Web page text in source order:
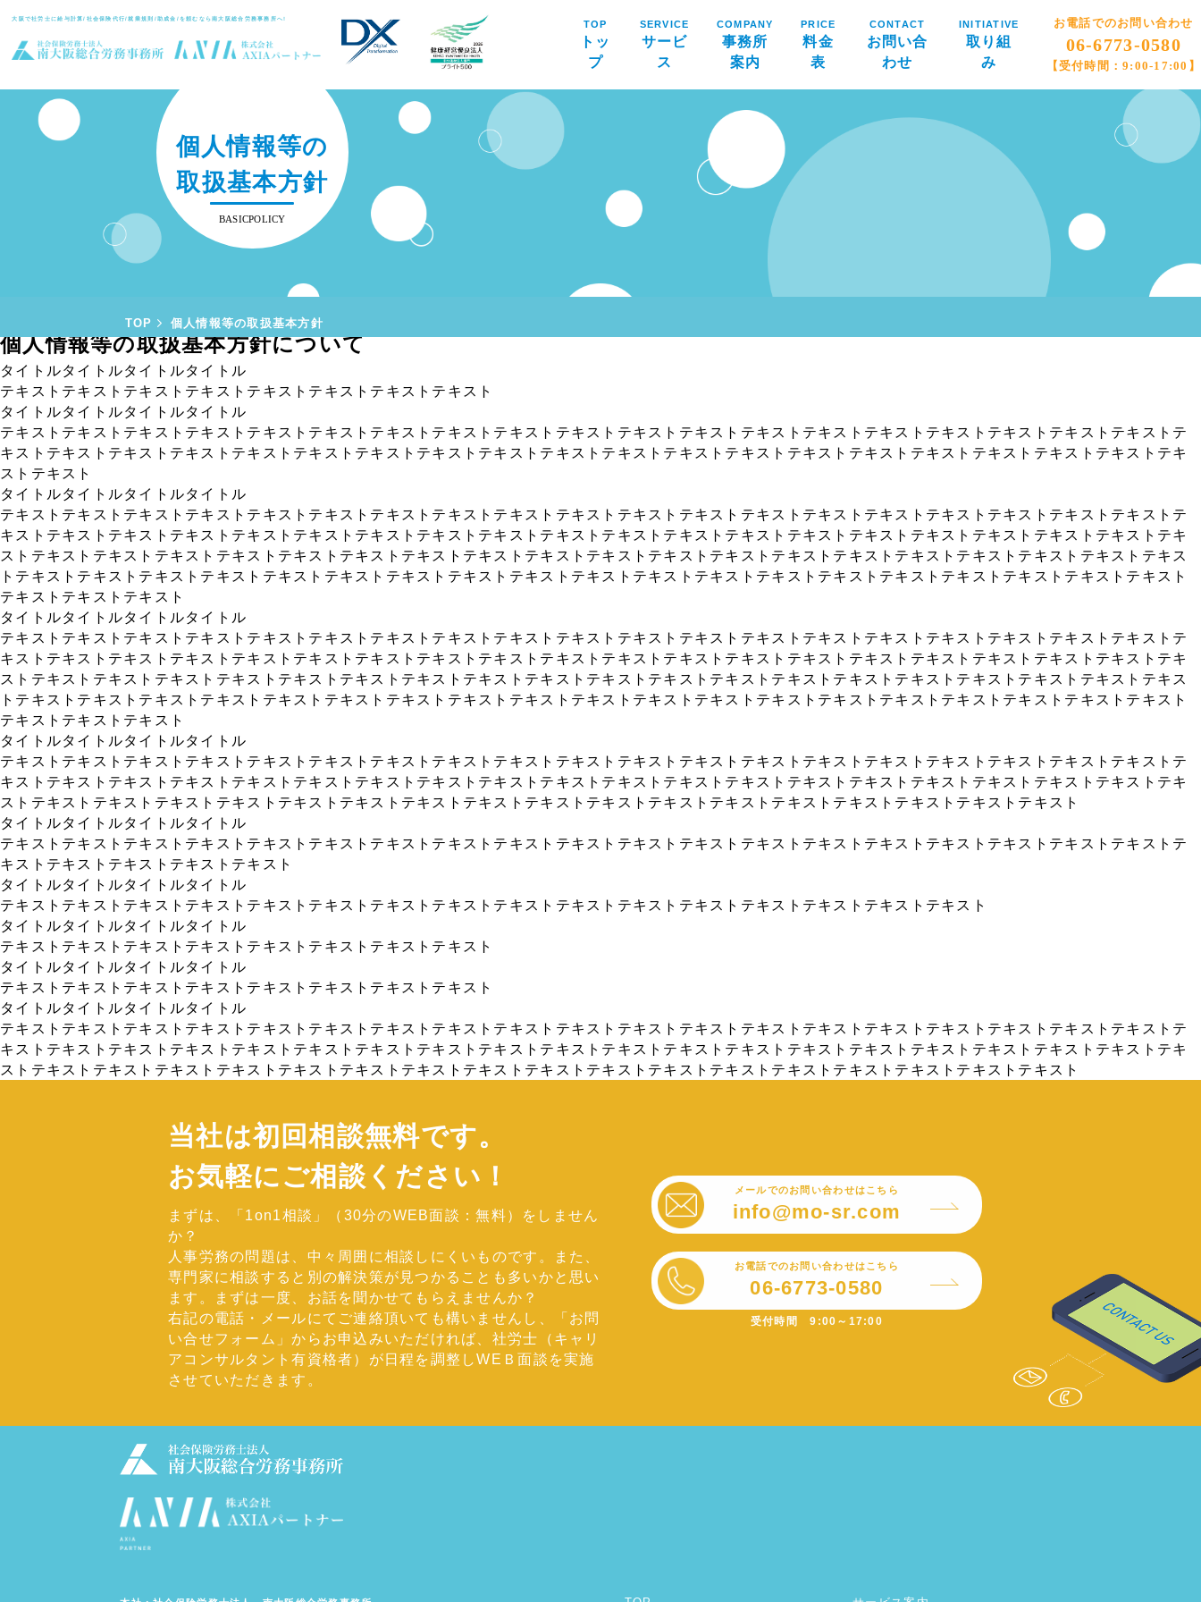
大阪で社労士に給与計算/社会保険代行/就業規則/助成金/を頼むなら南大阪総合労務事務所へ! TOP
トッ
プ
SERVICE
サービ
ス
COMPANY
事務所
案内
PRICE
料金
表
CONTACT
お問い合
わせ
INITIATIVE
取り組
み
お電話でのお問い合わせ
06-6773-0580
【受付時間：9:00-17:00】
TOP 個人情報等の取扱基本方針
個人情報等の
取扱基本方針
BASICPOLICY
個人情報等の取扱基本方針について
タイトルタイトルタイトルタイトル
テキストテキストテキストテキストテキストテキストテキストテキスト
タイトルタイトルタイトルタイトル
テキストテキストテキストテキストテキストテキストテキストテキストテキストテキストテキストテキストテキストテキストテキストテキストテキストテキストテキストテ
キストテキストテキストテキストテキストテキストテキストテキストテキストテキストテキストテキストテキストテキストテキストテキストテキストテキストテキストテキ
ストテキスト
タイトルタイトルタイトルタイトル
テキストテキストテキストテキストテキストテキストテキストテキストテキストテキストテキストテキストテキストテキストテキストテキストテキストテキストテキストテ
キストテキストテキストテキストテキストテキストテキストテキストテキストテキストテキストテキストテキストテキストテキストテキストテキストテキストテキストテキ
ストテキストテキストテキストテキストテキストテキストテキストテキストテキストテキストテキストテキストテキストテキストテキストテキストテキストテキストテキス
トテキストテキストテキストテキストテキストテキストテキストテキストテキストテキストテキストテキストテキストテキストテキストテキストテキストテキストテキスト
テキストテキストテキスト
タイトルタイトルタイトルタイトル
テキストテキストテキストテキストテキストテキストテキストテキストテキストテキストテキストテキストテキストテキストテキストテキストテキストテキストテキストテ
キストテキストテキストテキストテキストテキストテキストテキストテキストテキストテキストテキストテキストテキストテキストテキストテキストテキストテキストテキ
ストテキストテキストテキストテキストテキストテキストテキストテキストテキストテキストテキストテキストテキストテキストテキストテキストテキストテキストテキス
トテキストテキストテキストテキストテキストテキストテキストテキストテキストテキストテキストテキストテキストテキストテキストテキストテキストテキストテキスト
テキストテキストテキスト
タイトルタイトルタイトルタイトル
テキストテキストテキストテキストテキストテキストテキストテキストテキストテキストテキストテキストテキストテキストテキストテキストテキストテキストテキストテ
キストテキストテキストテキストテキストテキストテキストテキストテキストテキストテキストテキストテキストテキストテキストテキストテキストテキストテキストテキ
ストテキストテキストテキストテキストテキストテキストテキストテキストテキストテキストテキストテキストテキストテキストテキストテキストテキスト
タイトルタイトルタイトルタイトル
テキストテキストテキストテキストテキストテキストテキストテキストテキストテキストテキストテキストテキストテキストテキストテキストテキストテキストテキストテ
キストテキストテキストテキストテキスト
タイトルタイトルタイトルタイトル
テキストテキストテキストテキストテキストテキストテキストテキストテキストテキストテキストテキストテキストテキストテキストテキスト
タイトルタイトルタイトルタイトル
テキストテキストテキストテキストテキストテキストテキストテキスト
タイトルタイトルタイトルタイトル
テキストテキストテキストテキストテキストテキストテキストテキスト
タイトルタイトルタイトルタイトル
テキストテキストテキストテキストテキストテキストテキストテキストテキストテキストテキストテキストテキストテキストテキストテキストテキストテキストテキストテ
キストテキストテキストテキストテキストテキストテキストテキストテキストテキストテキストテキストテキストテキストテキストテキストテキストテキストテキストテキ
ストテキストテキストテキストテキストテキストテキストテキストテキストテキストテキストテキストテキストテキストテキストテキストテキストテキスト
当社は初回相談無料です。
お気軽にご相談ください！
まずは、「1on1相談」（30分のWEB面談：無料）をしません
か？
人事労務の問題は、中々周囲に相談しにくいものです。また、
専門家に相談すると別の解決策が見つかることも多いかと思い
ます。まずは一度、お話を聞かせてもらえませんか？
右記の電話・メールにてご連絡頂いても構いませんし、「お問
い合せフォーム」からお申込みいただければ、社労士（キャリ
アコンサルタント有資格者）が日程を調整しWEＢ面談を実施
させていただきます。
メールでのお問い合わせはこちら
info@mo-sr.com
お電話でのお問い合わせはこちら
06-6773-0580
受付時間 9:00～17:00